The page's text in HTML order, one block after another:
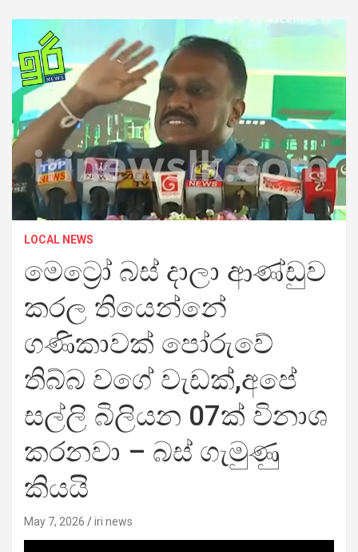
LOCAL NEWS
මෙට්‍රෝ බස් දාලා ආණ්ඩුව
කරල තියෙන්නේ
ගණිකාවක් පෝරුවේ
තිබ්බ වගේ වැඩක්,අපේ
සල්ලි බිලියන 07ක් විනාශ
කරනවා – බස් ගැමුණු
කියයි
May 7, 2026 iri news